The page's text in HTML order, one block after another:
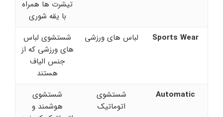
تیشرت ها همراه
با یقه شوری
Sports Wear
لباس های ورزشی
شستشوی لباس
های ورزشی که از
جنس الیاف
هستند
Automatic
شستشوی
اتوماتیک
شستشوی
هوشمند و